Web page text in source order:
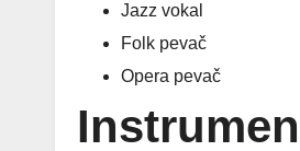
Jazz vokal
Folk pevač
Opera pevač